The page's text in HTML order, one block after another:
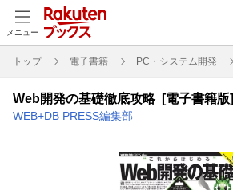
メニュー
トップ 電子書籍 PC・システム開発
Web開発の基礎徹底攻略 [電子書籍版]
WEB+DB PRESS編集部